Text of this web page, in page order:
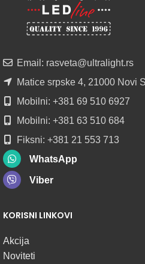
TRIMLESS
DIFUZOROM
POGLEDAJ
Email: rasveta@ultralight.rs
Matice srpske 4, 21000 Novi
Mobilni: +381 69 510 6927
Mobilni: +381 63 510 684
Fiksni: +381 21 553 713
WhatsApp
Viber
KORISNI LINKOVI
Akcija
Noviteti